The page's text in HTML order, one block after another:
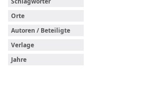
Orte
Autoren / Beteiligte
Verlage
Jahre